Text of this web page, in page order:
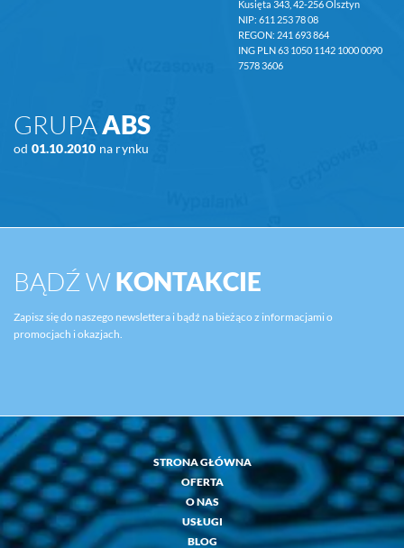
Kusięta 343, 42-256 Olsztyn
NIP: 611 253 78 08
REGON: 241 693 864
ING PLN 63 1050 1142 1000 0090
7578 3606
GRUPAABS
od 01.10.2010 na rynku
BĄDŹ WKONTAKCIE
Zapisz się do naszego newslettera i bądź na bieżąco z informacjami o
promocjach i okazjach.
STRONA GŁÓWNA
OFERTA
O NAS
USŁUGI
BLOG